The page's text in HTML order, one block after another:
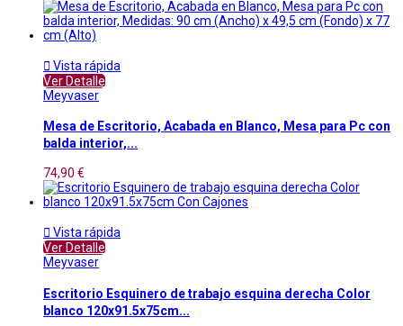
 Vista rápida
Ver Detalle
Meyvaser
Mesa de Escritorio, Acabada en Blanco, Mesa para Pc con
balda interior,...
74,90 €
 Vista rápida
Ver Detalle
Meyvaser
Escritorio Esquinero de trabajo esquina derecha Color
blanco 120x91.5x75cm...